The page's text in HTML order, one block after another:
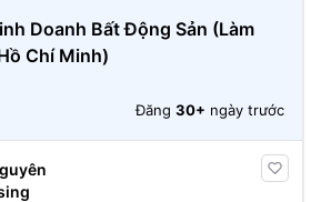
Doanh Bất Động Sản (Làm
Chí Minh)
Đăng 30+ ngày trước